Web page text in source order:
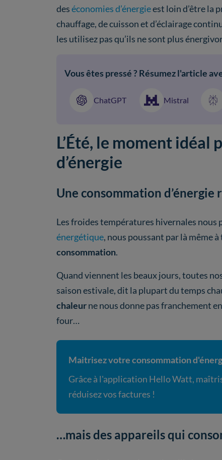
deséconomies d’énergieest loin d’être la
chauffage, de cuisson et d’éclairage
les utilisez pas qu’ils ne sont plus
Vous êtes pressé ? Résumez l'article
ChatGPT Mistral
L’Été, le moment
d’énergie
Une consommation
Les froides températures hivernales nous
énergétique, nous poussant par là même
consommation.
Quand viennent les beaux jours, toutes
saison estivale, dit la plupart du temps
chaleurne nous donne pas franchement
four…
Maitrisez votre consommation
Grâce à l'application Hello Watt,
réduisez vos factures !
…mais des appareils qui